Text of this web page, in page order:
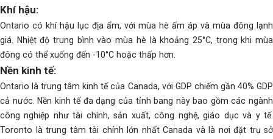
Khí hậu:
Ontario có khí hậu lục địa ẩm, với mùa hè ấm áp và mùa đông lạnh
giá. Nhiệt độ trung bình vào mùa hè là khoảng 25°C, trong khi mùa
đông có thể xuống đến -10°C hoặc thấp hơn.
Nền kinh tế:
Ontario là trung tâm kinh tế của Canada, với GDP chiếm gần 40% GDP
cả nước. Nền kinh tế đa dạng của tỉnh bang này bao gồm các ngành
công nghiệp như tài chính, sản xuất, công nghệ, giáo dục và y tế.
Toronto là trung tâm tài chính lớn nhất Canada và là nơi đặt trụ sở